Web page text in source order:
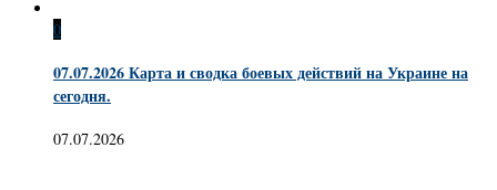
0
07.07.2026 Карта и сводка боевых действий на Украине на
сегодня.
07.07.2026